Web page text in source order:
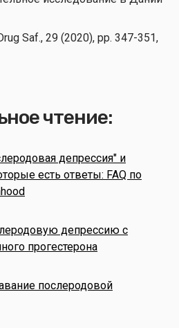
Saf., 29 (2020), pp. 347-351,
чтение:
депрессия" и
есть ответы: FAQ по
депрессию с
прогестерона
послеродовой